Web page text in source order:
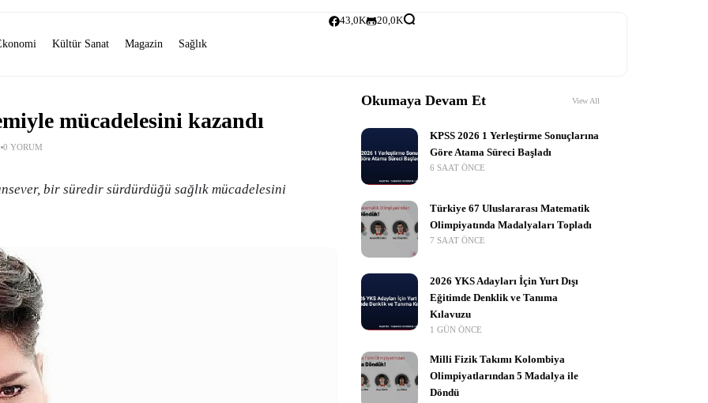
Kültür Sanat Magazin Sağlık
43,0K 20,0K
mücadelesini kazandı
0 YORUM
bir süredir sürdürdüğü sağlık mücadelesini
Okumaya Devam Et View All
KPSS 2026 1 Yerleştirme Sonuçlarına
Göre Atama Süreci Başladı
6 SAAT ÖNCE
Türkiye 67 Uluslararası Matematik
Olimpiyatında Madalyaları Topladı
7 SAAT ÖNCE
2026 YKS Adayları İçin Yurt Dışı
Eğitimde Denklik ve Tanıma
Kılavuzu
1 GÜN ÖNCE
Milli Fizik Takımı Kolombiya
Olimpiyatlarından 5 Madalya ile
Döndü